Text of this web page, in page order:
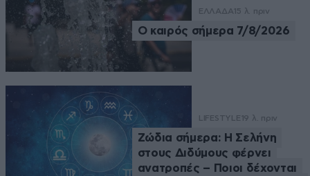
ΕΛΛΑΔΑ 15 λ. πριν
Ο καιρός σήμερα 7/8/2026
LIFESTYLE 19 λ. πριν
Ζώδια σήμερα: Η Σελήνη
στους Διδύμους φέρνει
ανατροπές – Ποιοι δέχονται